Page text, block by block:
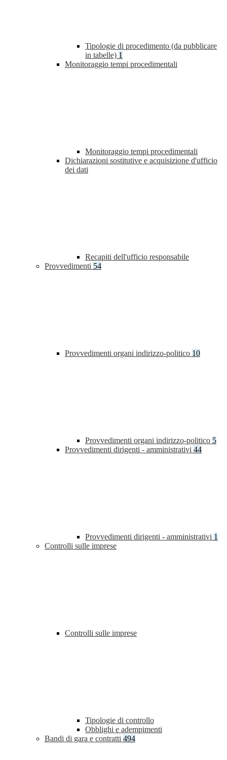
Tipologie di procedimento (da pubblicare
in tabelle) 1
Monitoraggio tempi procedimentali
Monitoraggio tempi procedimentali
Dichiarazioni sostitutive e acquisizione d'ufficio
dei dati
Recapiti dell'ufficio responsabile
Provvedimenti 54
Provvedimenti organi indirizzo-politico 10
Provvedimenti organi indirizzo-politico 5
Provvedimenti dirigenti - amministrativi 44
Provvedimenti dirigenti - amministrativi 1
Controlli sulle imprese
Controlli sulle imprese
Tipologie di controllo
Obblighi e adempimenti
Bandi di gara e contratti 494